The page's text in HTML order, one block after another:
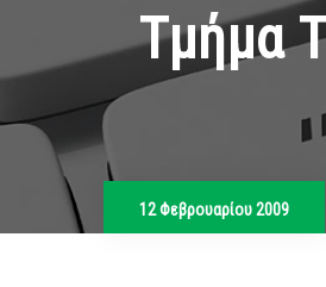
Τμήμα
12 Φεβρουαρίου 2009